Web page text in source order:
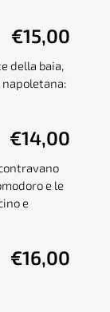
€15,00
della baia,
€14,00
e le
e
€16,00